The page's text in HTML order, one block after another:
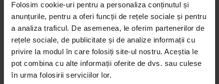
Folosim cookie-uri pentru a personaliza conținutul și
anunțurile, pentru a oferi funcții de rețele sociale și pentru
a analiza traficul. De asemenea, le oferim partenerilor de
rețele sociale, de publicitate și de analize informații cu
privire la modul în care folosiți site-ul nostru. Aceștia le
pot combina cu alte informații oferite de dvs. sau culese
în urma folosirii serviciilor lor.
Ne mândrim cu o vastă experiență în realizarea celor
mai sofisticate bijuterii din aur, argint și pietre
prețioase.
Descoperă avantajele de a cumpăra!
Livrare în cutie cadou